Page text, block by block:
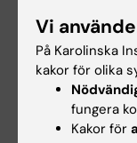
i kursrummet i
Vi
På Karolinska
kakor för olika
fungera
Kakor för